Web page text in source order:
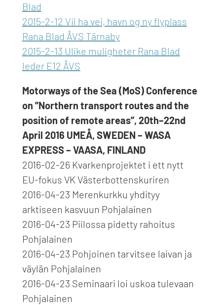
Blad
2015-2-12 Vil ha vei, havn og ny flyplass
Rana Blad ÅVS Tärnaby
2015-2-13 Ulike muligheter Rana Blad
leder E12 ÅVS
Motorways of the Sea (MoS) Conference
on ”Northern transport routes and the
position of remote areas”, 20th–22nd
April 2016 UMEÅ, SWEDEN – WASA
EXPRESS – VAASA, FINLAND
2016-02-26 Kvarkenprojektet i ett nytt
EU-fokus VK Västerbottenskuriren
2016-04-23 Merenkurkku yhdityy
arktiseen kasvuun Pohjalainen
2016-04-23 Piilossa pidetty rahoitus
Pohjalainen
2016-04-23 Pohjoinen tarvitsee laivan ja
väylän Pohjalainen
2016-04-23 Seminaari loi uskoa tulevaan
Pohjalainen